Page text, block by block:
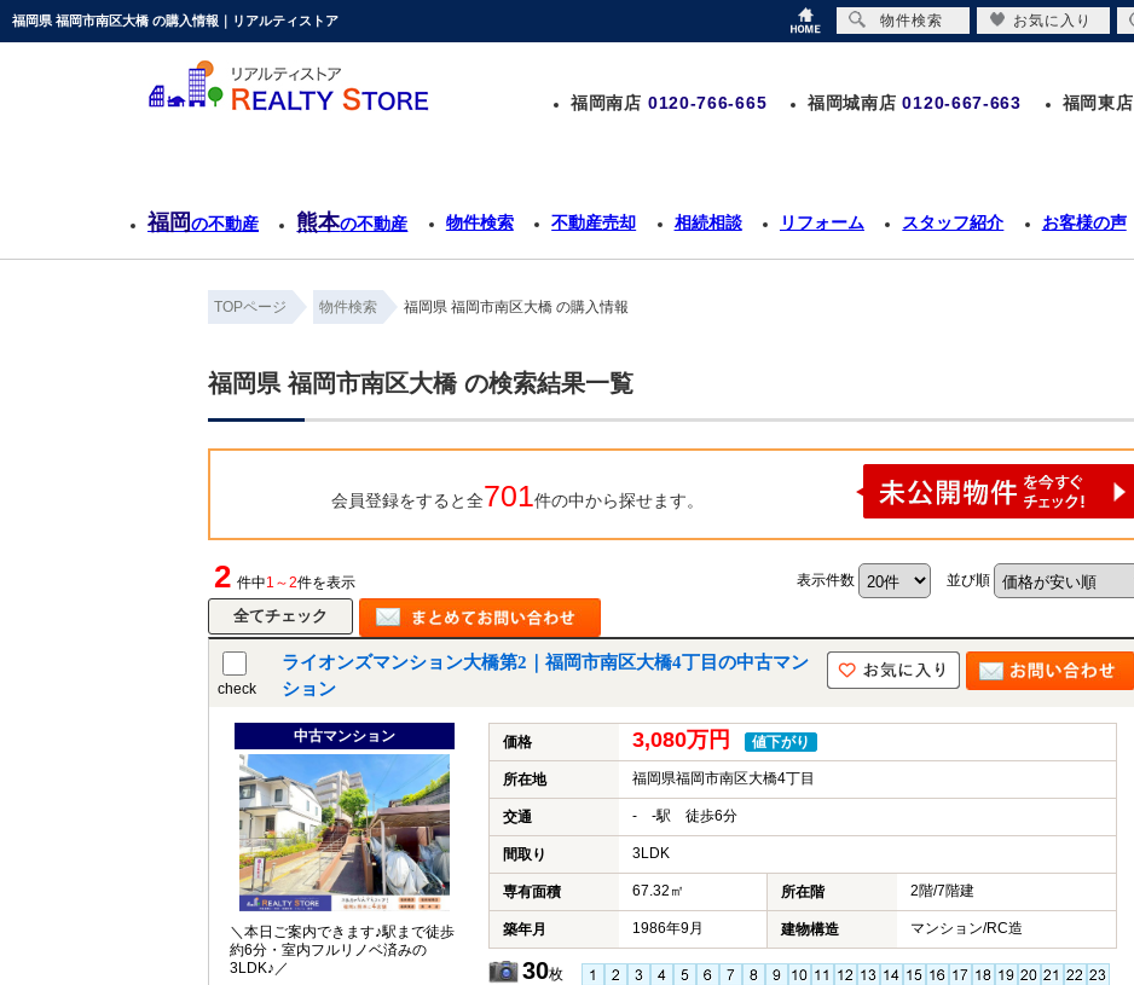
福岡県 福岡市南区大橋 の購入情報｜リアルティストア
福岡南店 0120-766-665 福岡城南店 0120-667-663 福岡東店
福岡の不動産 熊本の不動産 物件検索 不動産売却 相続相談 リフォーム スタッフ紹介 お客様の声
TOPページ 物件検索 福岡県 福岡市南区大橋 の購入情報
福岡県 福岡市南区大橋 の検索結果一覧
会員登録をすると全701件の中から探せます。
2 件中1～2件を表示 表示件数 並び順
check
ライオンズマンション大橋第2｜福岡市南区大橋4丁目の中古マン
ション
中古マンション
＼本日ご案内できます♪駅まで徒歩
約6分・室内フルリノベ済みの
3LDK♪／
価格 3,080万円 値下がり
所在地 福岡県福岡市南区大橋4丁目
交通 - -駅 徒歩6分
間取り 3LDK
専有面積 67.32㎡ 所在階 2階/7階建
築年月 1986年9月 建物構造 マンション/RC造
30枚
物件検索 お気に入り